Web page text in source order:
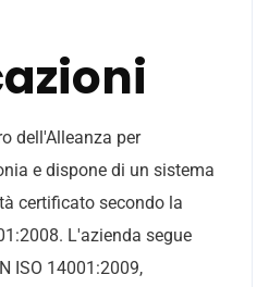
dell'Alleanza per
e dispone di un sistema
certificato secondo la
L'azienda segue
ISO 14001:2009,